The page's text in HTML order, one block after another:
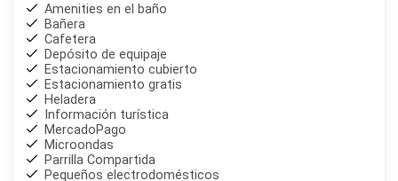
Amenities en el baño
Bañera
Cafetera
Depósito de equipaje
Estacionamiento cubierto
Estacionamiento gratis
Heladera
Información turística
MercadoPago
Microondas
Parrilla Compartida
Pequeños electrodomésticos